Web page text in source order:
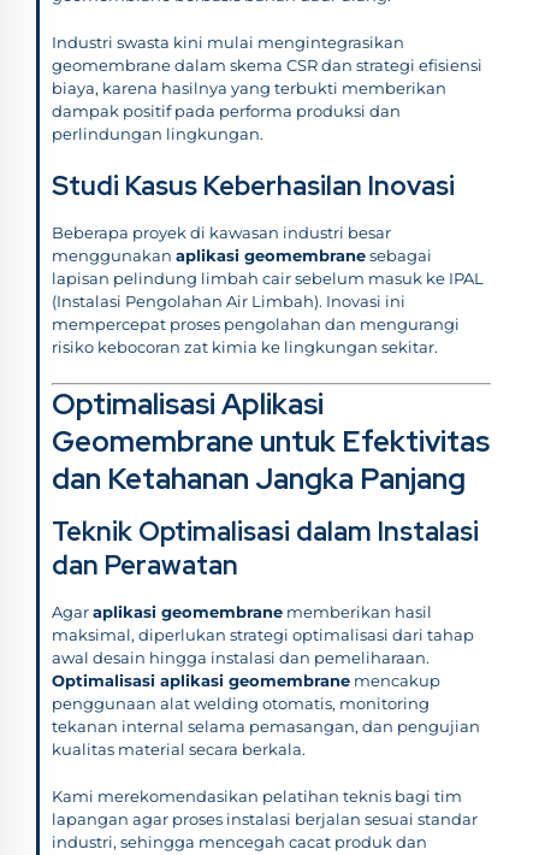
Industri swasta kini mulai mengintegrasikan
geomembrane dalam skema CSR dan strategi efisiensi
biaya, karena hasilnya yang terbukti memberikan
dampak positif pada performa produksi dan
perlindungan lingkungan.
Studi Kasus Keberhasilan Inovasi
Beberapa proyek di kawasan industri besar
menggunakan aplikasi geomembranesebagai
lapisan pelindung limbah cair sebelum masuk ke IPAL
(Instalasi Pengolahan Air Limbah). Inovasi ini
mempercepat proses pengolahan dan mengurangi
risiko kebocoran zat kimia ke lingkungan sekitar.
Optimalisasi Aplikasi
Geomembrane untuk Efektivitas
dan Ketahanan Jangka Panjang
Teknik Optimalisasi dalam Instalasi
dan Perawatan
Agaraplikasi geomembrane memberikan hasil
maksimal, diperlukan strategi optimalisasi dari tahap
awal desain hingga instalasi dan pemeliharaan.
Optimalisasi aplikasi geomembrane mencakup
penggunaan alat welding otomatis, monitoring
tekanan internal selama pemasangan, dan pengujian
kualitas material secara berkala.
Kami merekomendasikan pelatihan teknis bagi tim
lapangan agar proses instalasi berjalan sesuai standar
industri, sehingga mencegah cacat produk dan